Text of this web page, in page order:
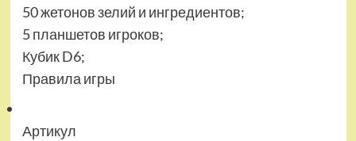
50 жетонов зелий и ингредиентов;
5 планшетов игроков;
Кубик D6;
Правила игры
Артикул